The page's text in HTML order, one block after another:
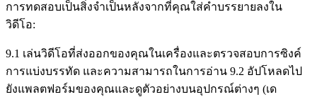
การทดสอบเป็นสิ่งจำเป็นหลังจากที่คุณใส่คำบรรยายลงใน
วิดีโอ:
9.1 เล่นวิดีโอที่ส่งออกของคุณในเครื่องและตรวจสอบการซิงค์
การแบ่งบรรทัด และความสามารถในการอ่าน 9.2 อัปโหลดไป
ยังแพลตฟอร์มของคุณและดูตัวอย่างบนอุปกรณ์ต่างๆ (เด